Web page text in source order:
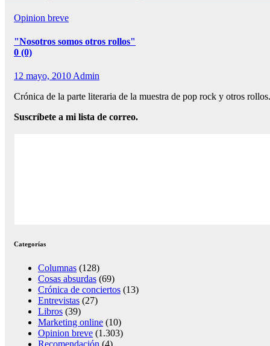
Opinion breve
"Nosotros somos otros rollos"
0 (0)
12 mayo, 2010Admin
Crónica de la parte literaria de la muestra de pop rock y otros
Suscríbete a mi lista de correo.
Categorías
Columnas (128)
Cosas absurdas (69)
Crónica de conciertos (13)
Entrevistas (27)
Libros (39)
Marketing online (10)
Opinion breve (1.303)